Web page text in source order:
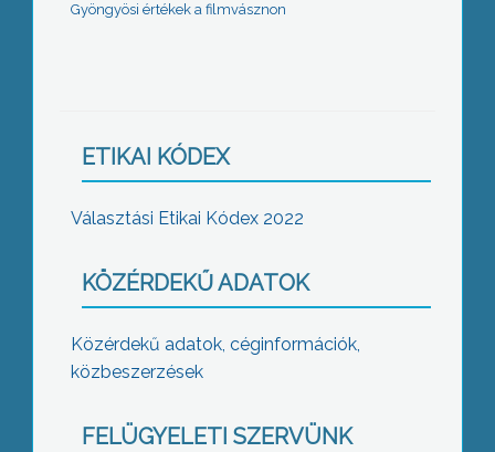
Gyöngyösi értékek a filmvásznon
ETIKAI KÓDEX
Választási Etikai Kódex 2022
KÖZÉRDEKŰ ADATOK
Közérdekű adatok, céginformációk,
közbeszerzések
FELÜGYELETI SZERVÜNK